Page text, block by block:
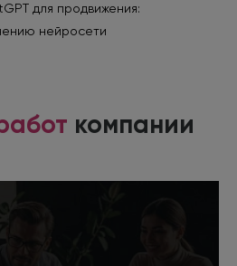
для продвижения:
нейросети
компании